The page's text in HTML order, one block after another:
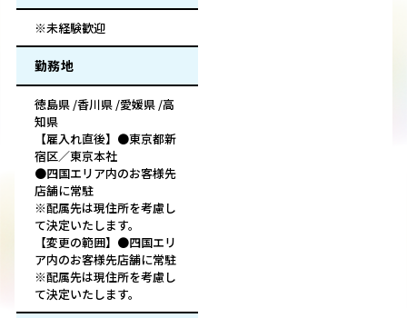
※未経験歓迎
勤務地
徳島県 /香川県 /愛媛県 /高
知県
【雇入れ直後】●東京都新
宿区／東京本社
●四国エリア内のお客様先
店舗に常駐
※配属先は現住所を考慮し
て決定いたします。
【変更の範囲】●四国エリ
ア内のお客様先店舗に常駐
※配属先は現住所を考慮し
て決定いたします。